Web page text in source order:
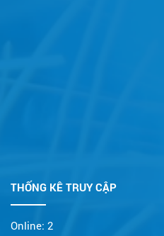
THỐNG KÊ TRUY CẬP
Online: 2